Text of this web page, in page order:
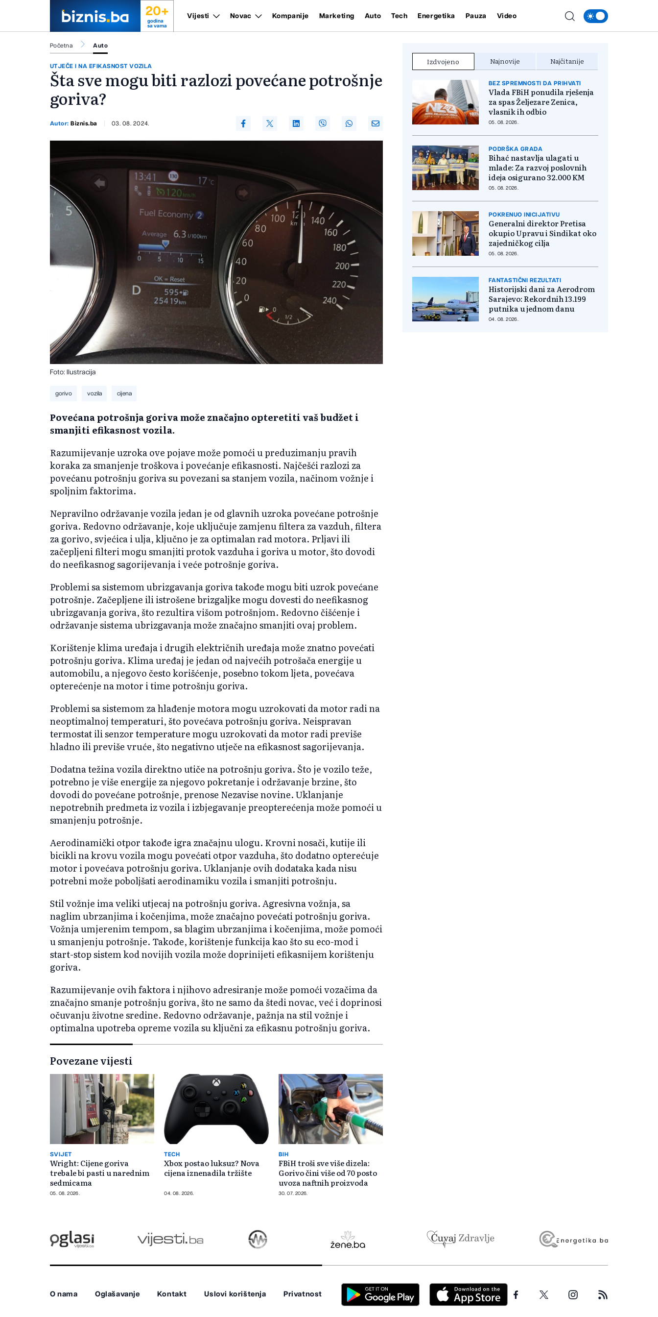
20+
godina
sa vama
Vijesti Novac Kompanije Marketing Auto Tech Energetika Pauza Video
Početna Auto
UTJEČE I NA EFIKASNOST VOZILA
Šta sve mogu biti razlozi povećane potrošnje
goriva?
Autor:Biznis.ba 03. 08. 2024.
Foto: Ilustracija
gorivo vozila cijena
Povećana potrošnja goriva može značajno opteretiti vaš budžet i
smanjiti efikasnost vozila.
Razumijevanje uzroka ove pojave može pomoći u preduzimanju pravih
koraka za smanjenje troškova i povećanje efikasnosti. Najčešći razlozi za
povećanu potrošnju goriva su povezani sa stanjem vozila, načinom vožnje i
spoljnim faktorima.
Nepravilno održavanje vozila jedan je od glavnih uzroka povećane potrošnje
goriva. Redovno održavanje, koje uključuje zamjenu filtera za vazduh, filtera
za gorivo, svjećica i ulja, ključno je za optimalan rad motora. Prljavi ili
začepljeni filteri mogu smanjiti protok vazduha i goriva u motor, što dovodi
do neefikasnog sagorijevanja i veće potrošnje goriva.
Problemi sa sistemom ubrizgavanja goriva takođe mogu biti uzrok povećane
potrošnje. Začepljene ili istrošene brizgaljke mogu dovesti do neefikasnog
ubrizgavanja goriva, što rezultira višom potrošnjom. Redovno čišćenje i
održavanje sistema ubrizgavanja može značajno smanjiti ovaj problem.
Korištenje klima uređaja i drugih električnih uređaja može znatno povećati
potrošnju goriva. Klima uređaj je jedan od najvećih potrošača energije u
automobilu, a njegovo često korišćenje, posebno tokom ljeta, povećava
opterećenje na motor i time potrošnju goriva.
Problemi sa sistemom za hlađenje motora mogu uzrokovati da motor radi na
neoptimalnoj temperaturi, što povećava potrošnju goriva. Neispravan
termostat ili senzor temperature mogu uzrokovati da motor radi previše
hladno ili previše vruće, što negativno utječe na efikasnost sagorijevanja.
Dodatna težina vozila direktno utiče na potrošnju goriva. Što je vozilo teže,
potrebno je više energije za njegovo pokretanje i održavanje brzine, što
dovodi do povećane potrošnje, prenose Nezavise novine. Uklanjanje
nepotrebnih predmeta iz vozila i izbjegavanje preopterećenja može pomoći u
smanjenju potrošnje.
Aerodinamički otpor takođe igra značajnu ulogu. Krovni nosači, kutije ili
bicikli na krovu vozila mogu povećati otpor vazduha, što dodatno opterećuje
motor i povećava potrošnju goriva. Uklanjanje ovih dodataka kada nisu
potrebni može poboljšati aerodinamiku vozila i smanjiti potrošnju.
Stil vožnje ima veliki utjecaj na potrošnju goriva. Agresivna vožnja, sa
naglim ubrzanjima i kočenjima, može značajno povećati potrošnju goriva.
Vožnja umjerenim tempom, sa blagim ubrzanjima i kočenjima, može pomoći
u smanjenju potrošnje. Takođe, korištenje funkcija kao što su eco-mod i
start-stop sistem kod novijih vozila može doprinijeti efikasnijem korištenju
goriva.
Razumijevanje ovih faktora i njihovo adresiranje može pomoći vozačima da
značajno smanje potrošnju goriva, što ne samo da štedi novac, već i doprinosi
očuvanju životne sredine. Redovno održavanje, pažnja na stil vožnje i
optimalna upotreba opreme vozila su ključni za efikasnu potrošnju goriva.
Povezane vijesti
SVIJET
Wright: Cijene goriva
trebale bi pasti u narednim
sedmicama
05. 08. 2026.
TECH
Xbox postao luksuz? Nova
cijena iznenadila tržište
04. 08. 2026.
BIH
FBiH troši sve više dizela:
Gorivo čini više od 70 posto
uvoza naftnih proizvoda
30. 07. 2026.
Izdvojeno Najnovije Najčitanije
BEZ SPREMNOSTI DA PRIHVATI
Vlada FBiH ponudila rješenja
za spas Željezare Zenica,
vlasnik ih odbio
05. 08. 2026.
PODRŠKA GRADA
Bihać nastavlja ulagati u
mlade: Za razvoj poslovnih
ideja osigurano 32.000 KM
05. 08. 2026.
POKRENUO INICIJATIVU
Generalni direktor Pretisa
okupio Upravu i Sindikat oko
zajedničkog cilja
05. 08. 2026.
FANTASTIČNI REZULTATI
Historijski dani za Aerodrom
Sarajevo: Rekordnih 13.199
putnika u jednom danu
04. 08. 2026.
O nama Oglašavanje Kontakt Uslovi korištenja Privatnost